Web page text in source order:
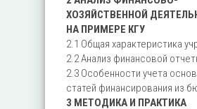
ХОЗЯЙСТВЕННОЙ
НА ПРИМЕРЕ КГУ
2.1 Общая характеристика
2.2 Анализ финансовой
2.3 Особенности учета
статей финансирования из
3 МЕТОДИКА И ПРАКТИКА